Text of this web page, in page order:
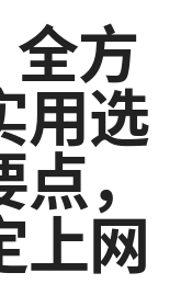
方
用选
，
上网